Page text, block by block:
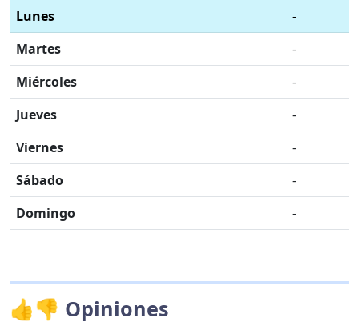
Lunes
-
Martes
-
Miércoles
-
Jueves
-
Viernes
-
Sábado
-
Domingo
-
👍👎 Opiniones